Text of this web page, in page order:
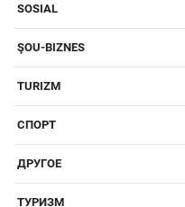
SOSIAL
ŞOU-BIZNES
TURIZM
СПОРТ
ДРУГОЕ
ТУРИЗМ